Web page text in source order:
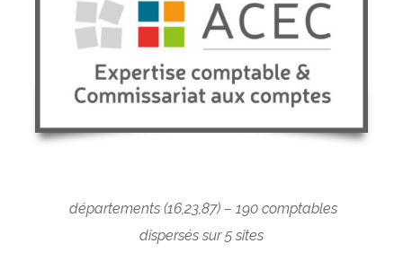
départements (16,23,87) – 190 comptables
dispersés sur 5 sites